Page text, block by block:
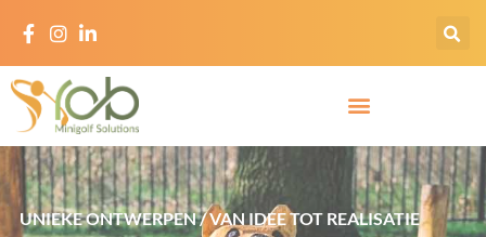
UNIEKE ONTWERPEN / VAN IDEE TOT REALISATIE